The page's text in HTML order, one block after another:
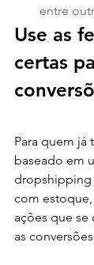
entre
Use as
certas
Para quem
baseado em
dropshipping
com
ações que
as